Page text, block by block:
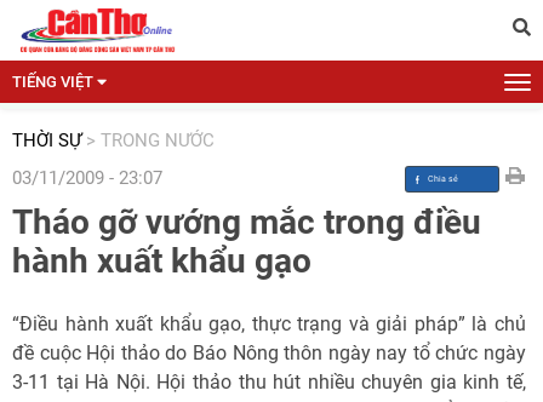
TIẾNG VIỆT
THỜI SỰ > TRONG NƯỚC
03/11/2009 - 23:07
Tháo gỡ vướng mắc trong điều
hành xuất khẩu gạo
“Điều hành xuất khẩu gạo, thực trạng và giải pháp” là chủ
đề cuộc Hội thảo do Báo Nông thôn ngày nay tổ chức ngày
3-11 tại Hà Nội. Hội thảo thu hút nhiều chuyên gia kinh tế,